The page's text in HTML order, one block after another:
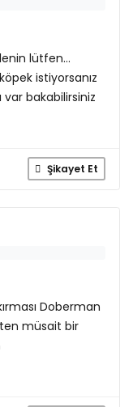
lütfen...
istiyorsanız
bakabilirsiniz
Şikayet Et
Doberman
müsait bir